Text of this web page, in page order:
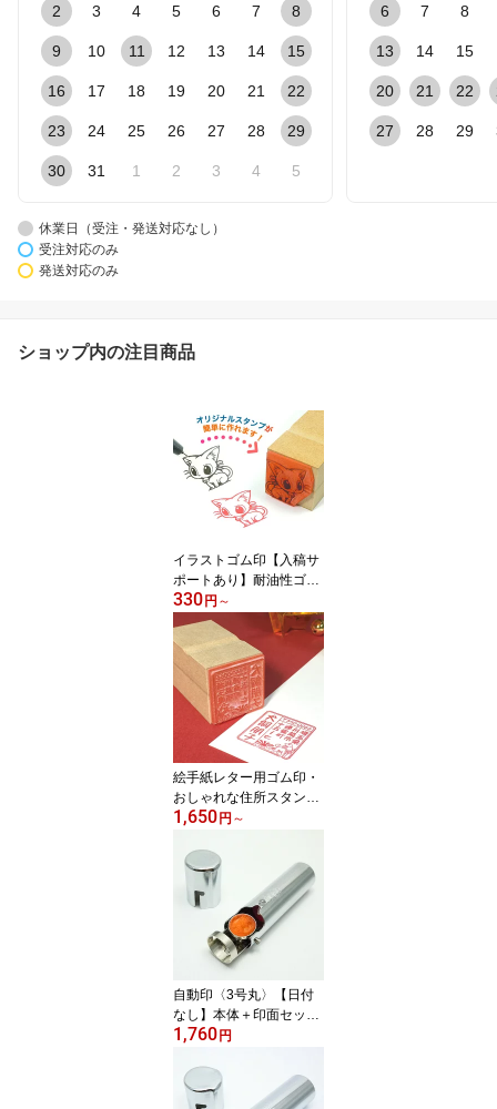
2 3 4 5 6 7 8
9 10 11 12 13 14 15
16 17 18 19 20 21 22
23 24 25 26 27 28 29
30 31 1 2 3 4 5
6 7 8
13 14 15
20 21 22
27 28 29
休業日（受注・発送対応なし）
受注対応のみ
発送対応のみ
ショップ内の注目商品
イラストゴム印【入稿サ
ポートあり】耐油性ゴム
で金属・プラ・布用イン
キが使用可能。版下チェ
ック無料安心注文。ショ
ップロゴ・ハンドメイド
タグ・紙袋・箸袋・紙コ
ップ・メモ帳・名前付
け・御朱印・スタンプラ
リー・記念スタンプ等オ
リジナルのオーダースタ
ンプが作れます
330 円 ～
絵手紙レター用ゴム印・
おしゃれな住所スタン
プ・黒ゴム以上の耐油
正無料の安心注文
1,650 円 ～
自動印〈3号丸〉【日付
なし】本体＋印面セット
（印面サイズ：9mmΦ）
1,760 円